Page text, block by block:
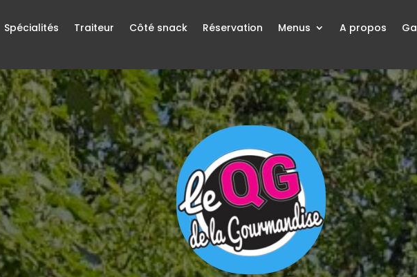
Spécialités Traiteur Côté snack Réservation Menus A propos